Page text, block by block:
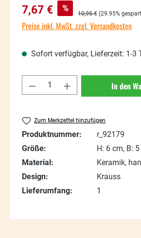
Verkaufspreis:
7,67 € % Regulärer Preis:
10,95 € (29.95%
Preise inkl. MwSt. zzgl. Versandkosten
Sofort verfügbar, Lieferzeit: 1-3
Produkt Anzahl: GibIn den
Zum Merkzettel hinzufügen
Produktnummer:
r_92179
Größe:
H: 6 cm, B:
Material:
Keramik,
Design:
Krauss
Lieferumfang:
1